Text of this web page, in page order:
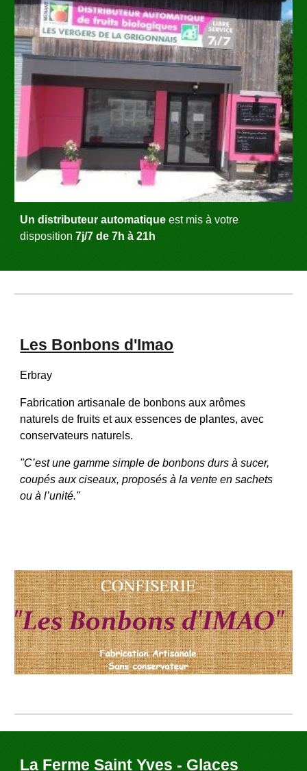
Un distributeur automatique est mis à votre
disposition 7j/7 de 7h à 21h
Les Bonbons d'Imao
Erbray
Fabrication artisanale de bonbons aux arômes
naturels de fruits et aux essences de plantes, avec
conservateurs naturels.
"C’est une gamme simple de bonbons durs à sucer,
coupés aux ciseaux, proposés à la vente en sachets
ou à l’unité."
La Ferme Saint Yves - Glaces